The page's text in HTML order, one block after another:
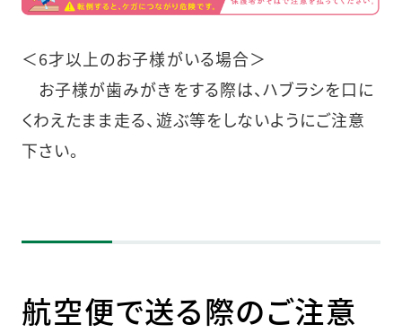
＜6才以上のお子様がいる場合＞
お子様が歯みがきをする際は、ハブラシを口に
くわえたまま走る、遊ぶ等をしないようにご注意
下さい。
航空便で送る際のご注意